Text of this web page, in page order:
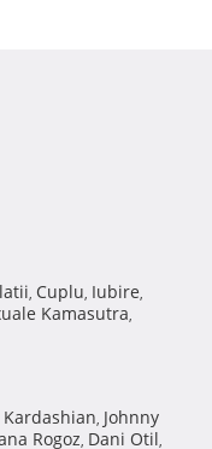
, Cuplu, Iubire,
Kamasutra,
Kardashian, Johnny
Rogoz, Dani Otil,